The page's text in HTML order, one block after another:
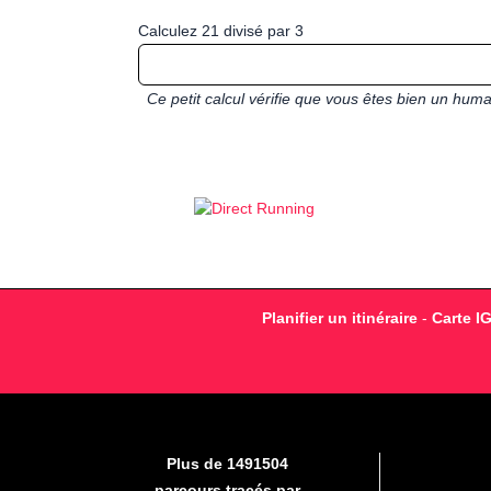
Calculez 21 divisé par 3
Ce petit calcul vérifie que vous êtes bien un
Planifier un itinéraire - Carte
Plus de 1491504